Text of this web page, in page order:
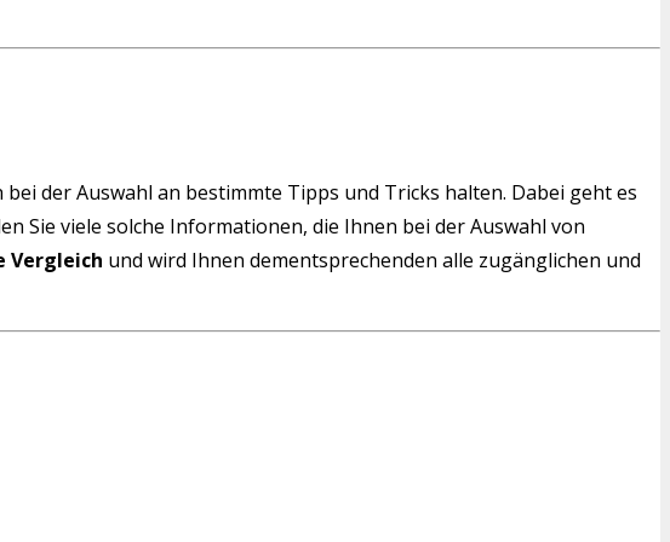
der Auswahl an bestimmte Tipps und Tricks halten. Dabei geht es
Sie viele solche Informationen, die Ihnen bei der Auswahl von
Vergleich und wird Ihnen dementsprechenden alle zugänglichen und